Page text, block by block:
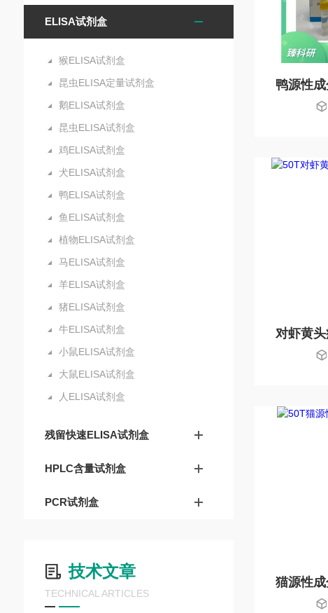
ELISA试剂盒
猴ELISA试剂盒
昆虫ELISA定量试剂盒
鹅ELISA试剂盒
昆虫ELISA试剂盒
鸡ELISA试剂盒
犬ELISA试剂盒
鸭ELISA试剂盒
鱼ELISA试剂盒
植物ELISA试剂盒
马ELISA试剂盒
羊ELISA试剂盒
猪ELISA试剂盒
牛ELISA试剂盒
小鼠ELISA试剂盒
大鼠ELISA试剂盒
人ELISA试剂盒
残留快速ELISA试剂盒
HPLC含量试剂盒
PCR试剂盒
技术文章
TECHNICAL ARTICLES